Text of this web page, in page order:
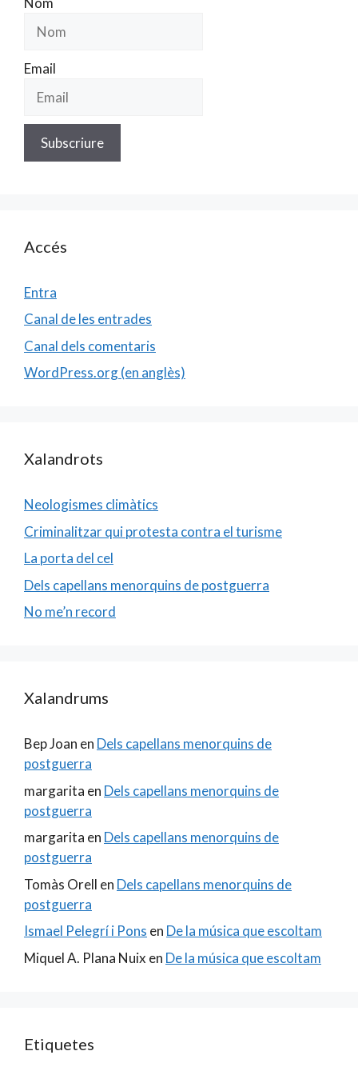
Email
Accés
Entra
Canal de les entrades
Canal dels comentaris
WordPress.org (en anglès)
Xalandrots
Neologismes climàtics
Criminalitzar qui protesta contra el turisme
La porta del cel
Dels capellans menorquins de postguerra
No me’n record
Xalandrums
Bep Joan en Dels capellans menorquins de
postguerra
margarita en Dels capellans menorquins de
postguerra
margarita en Dels capellans menorquins de
postguerra
Tomàs Orell en Dels capellans menorquins de
postguerra
Ismael Pelegrí i Pons en De la música que escoltam
Miquel A. Plana Nuix en De la música que escoltam
Etiquetes